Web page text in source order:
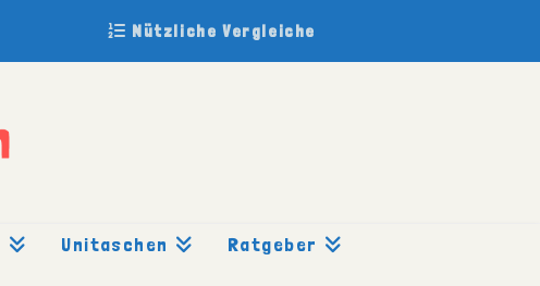
Nützliche Vergleiche
Unitaschen
Ratgeber